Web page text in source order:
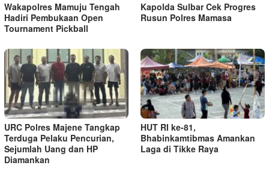
Wakapolres Mamuju Tengah
Hadiri Pembukaan Open
Tournament Pickball
Kapolda Sulbar Cek Progres
Rusun Polres Mamasa
URC Polres Majene Tangkap
Terduga Pelaku Pencurian,
Sejumlah Uang dan HP
Diamankan
HUT RI ke-81,
Bhabinkamtibmas Amankan
Laga di Tikke Raya